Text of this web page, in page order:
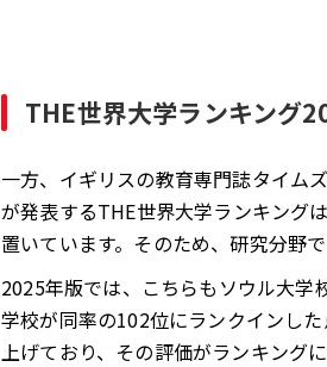
THE世界大学ランキング
一方、イギリスの教育専門誌タイム
が発表するTHE世界大学ランキングは
置いています。そのため、研究分野
2025年版では、こちらもソウル大学
学校が同率の102位にランクインし
上げており、その評価がランキング